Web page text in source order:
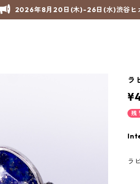
2026年8月20日(木)-26日(水)渋谷ヒ
ラ
残
ラ